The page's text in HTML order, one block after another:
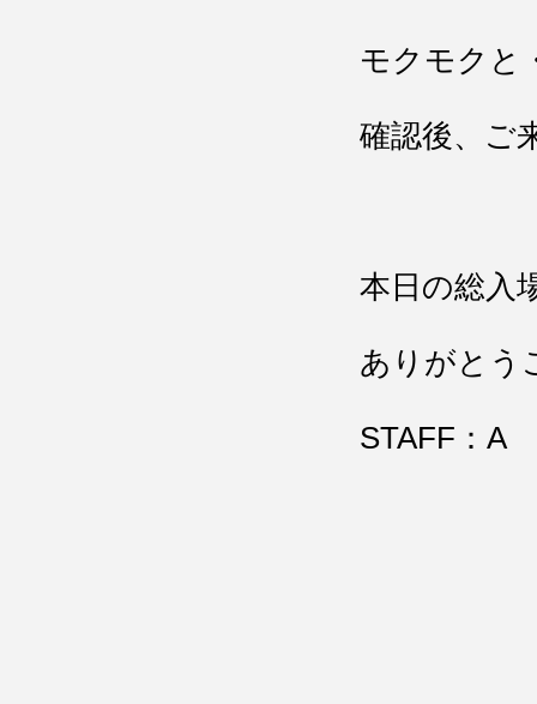
モクモクと
確認後、ご
本日の総入
ありがとう
STAFF：A